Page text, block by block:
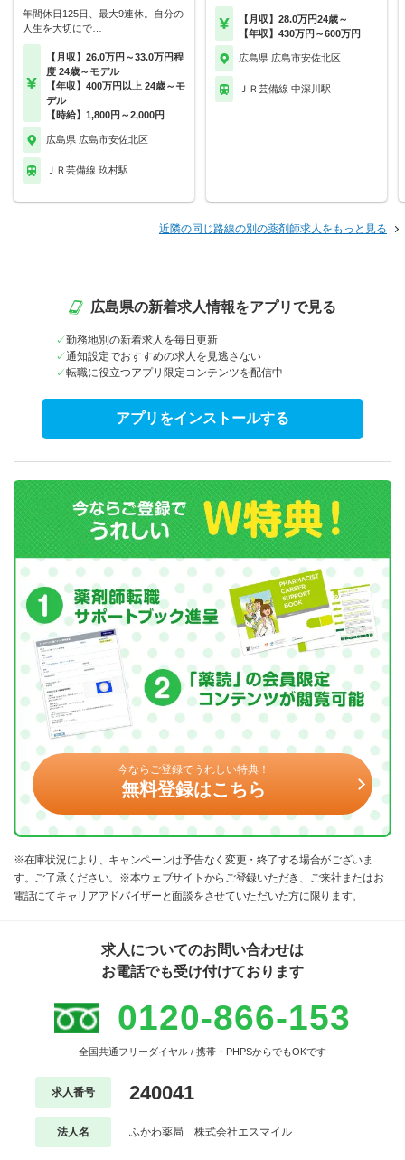
年間休日125日、最大9連休。自分の
人生を大切にで…
【月収】26.0万円～33.0万円程
度 24歳～モデル
【年収】400万円以上 24歳～モ
デル
【時給】1,800円～2,000円
広島県 広島市安佐北区
ＪＲ芸備線 玖村駅
【月収】28.0万円24歳～
【年収】430万円～600万円
広島県 広島市安佐北区
ＪＲ芸備線 中深川駅
近隣の同じ路線の別の薬剤師求人をもっと見る
広島県の新着求人情報をアプリで見る
勤務地別の新着求人を毎日更新
通知設定でおすすめの求人を見逃さない
転職に役立つアプリ限定コンテンツを配信中
アプリをインストールする
今ならご登録でうれしい特典！
無料登録はこちら
※在庫状況により、キャンペーンは予告なく変更・終了する場合がございま
す。ご了承ください。※本ウェブサイトからご登録いただき、ご来社またはお
電話にてキャリアアドバイザーと面談をさせていただいた方に限ります。
求人についてのお問い合わせは
お電話でも受け付けております
0120-866-153
全国共通フリーダイヤル / 携帯・PHPSからでもOKです
求人番号 240041
法人名 ふかわ薬局 株式会社エスマイル